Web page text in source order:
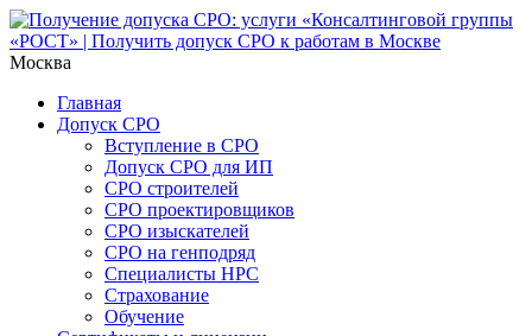
Москва
Главная
Допуск СРО
Вступление в СРО
Допуск СРО для ИП
СРО строителей
СРО проектировщиков
СРО изыскателей
СРО на генподряд
Специалисты НРС
Страхование
Обучение